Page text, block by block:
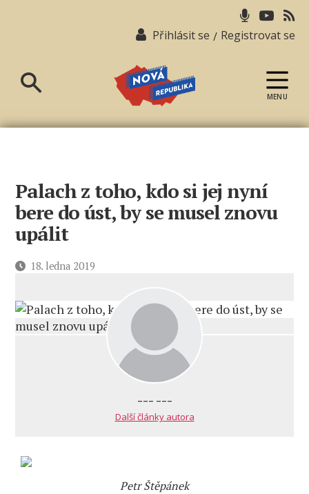
Přihlásit se / Registrovat se
republika
MENU
Palach z toho, kdo si jej nyní
bere do úst, by se musel znovu
upálit
Datum18. ledna 2019
--- ---
Další články autora
Petr Štěpánek